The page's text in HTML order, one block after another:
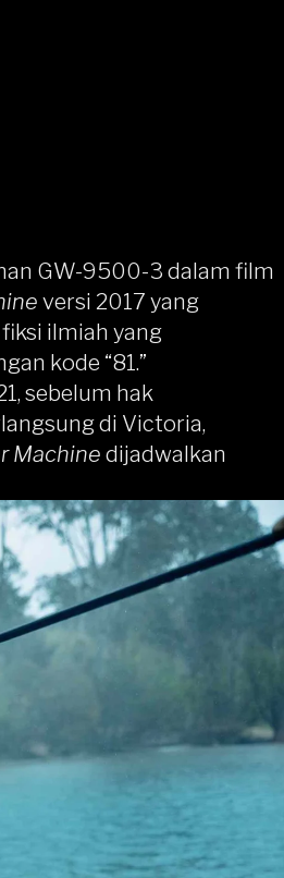
GW-9500-3 dalam film
versi 2017 yang
ilmiah yang
kode “81.”
sebelum hak
di Victoria,
Machine dijadwalkan